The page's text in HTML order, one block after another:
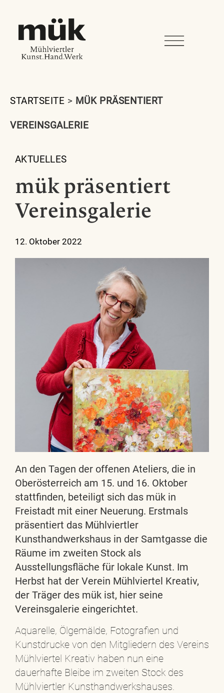
STARTSEITE > MÜK PRÄSENTIERT
VEREINSGALERIE
AKTUELLES
mük präsentiert
Vereinsgalerie
12. Oktober 2022
An den Tagen der offenen Ateliers, die in
Oberösterreich am 15. und 16. Oktober
stattfinden, beteiligt sich das mük in
Freistadt mit einer Neuerung. Erstmals
präsentiert das Mühlviertler
Kunsthandwerkshaus in der Samtgasse die
Räume im zweiten Stock als
Ausstellungsfläche für lokale Kunst. Im
Herbst hat der Verein Mühlviertel Kreativ,
der Träger des mük ist, hier seine
Vereinsgalerie eingerichtet.
Aquarelle, Ölgemälde, Fotografien und
Kunstdrucke von den Mitgliedern des Vereins
Mühlviertel Kreativ haben nun eine
dauerhafte Bleibe im zweiten Stock des
Mühlviertler Kunsthandwerkshauses.